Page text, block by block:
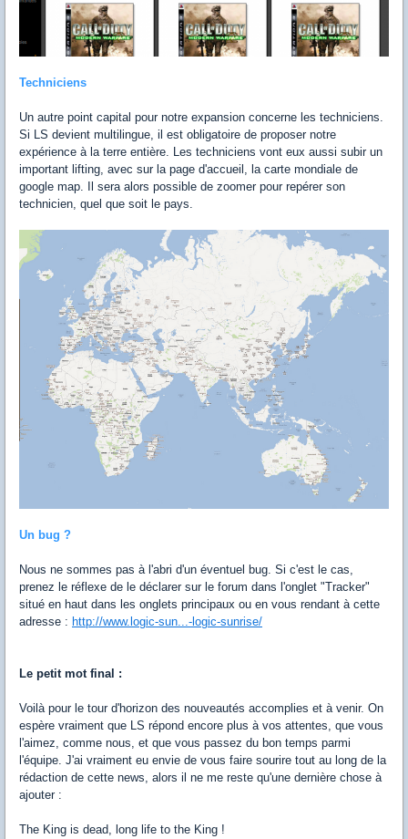
Techniciens
Un autre point capital pour notre expansion concerne les techniciens.
Si LS devient multilingue, il est obligatoire de proposer notre
expérience à la terre entière. Les techniciens vont eux aussi subir un
important lifting, avec sur la page d'accueil, la carte mondiale de
google map. Il sera alors possible de zoomer pour repérer son
technicien, quel que soit le pays.
Un bug ?
Nous ne sommes pas à l'abri d'un éventuel bug. Si c'est le cas,
prenez le réflexe de le déclarer sur le forum dans l'onglet "Tracker"
situé en haut dans les onglets principaux ou en vous rendant à cette
adresse : http://www.logic-sun...-logic-sunrise/
Le petit mot final :
Voilà pour le tour d'horizon des nouveautés accomplies et à venir. On
espère vraiment que LS répond encore plus à vos attentes, que vous
l'aimez, comme nous, et que vous passez du bon temps parmi
l'équipe. J'ai vraiment eu envie de vous faire sourire tout au long de la
rédaction de cette news, alors il ne me reste qu'une dernière chose à
ajouter :
The King is dead, long life to the King !